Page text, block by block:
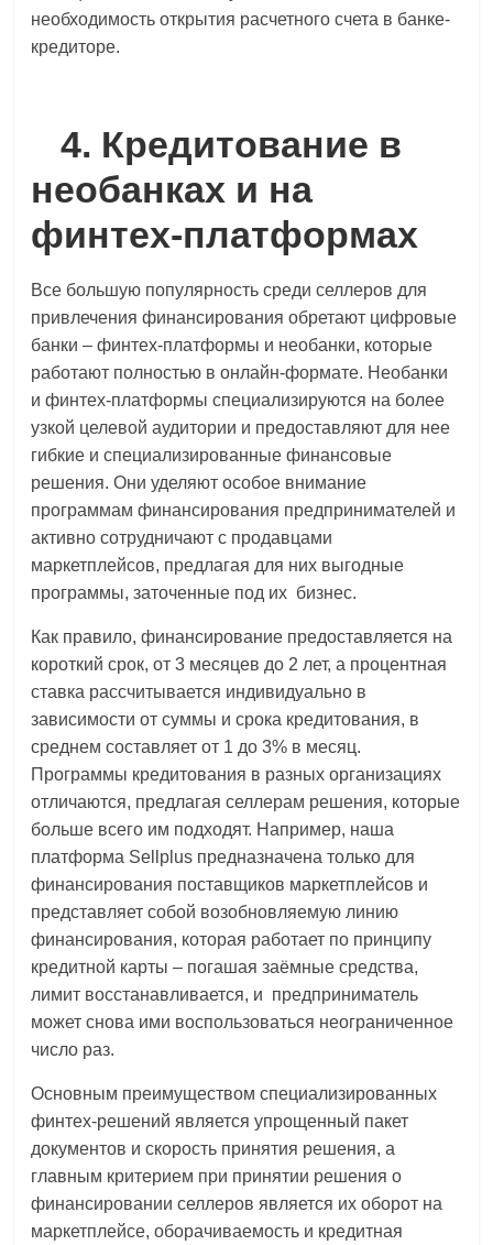
необходимость открытия расчетного счета в банке-
кредиторе.
4. Кредитование в
необанках и на
финтех-платформах
Все большую популярность среди селлеров для
привлечения финансирования обретают цифровые
банки – финтех-платформы и необанки, которые
работают полностью в онлайн-формате. Необанки
и финтех-платформы специализируются на более
узкой целевой аудитории и предоставляют для нее
гибкие и специализированные финансовые
решения. Они уделяют особое внимание
программам финансирования предпринимателей и
активно сотрудничают с продавцами
маркетплейсов, предлагая для них выгодные
программы, заточенные под их бизнес.
Как правило, финансирование предоставляется на
короткий срок, от 3 месяцев до 2 лет, а процентная
ставка рассчитывается индивидуально в
зависимости от суммы и срока кредитования, в
среднем составляет от 1 до 3% в месяц.
Программы кредитования в разных организациях
отличаются, предлагая селлерам решения, которые
больше всего им подходят. Например, наша
платформа Sellplus предназначена только для
финансирования поставщиков маркетплейсов и
представляет собой возобновляемую линию
финансирования, которая работает по принципу
кредитной карты – погашая заёмные средства,
лимит восстанавливается, и предприниматель
может снова ими воспользоваться неограниченное
число раз.
Основным преимуществом специализированных
финтех-решений является упрощенный пакет
документов и скорость принятия решения, а
главным критерием при принятии решения о
финансировании селлеров является их оборот на
маркетплейсе, оборачиваемость и кредитная